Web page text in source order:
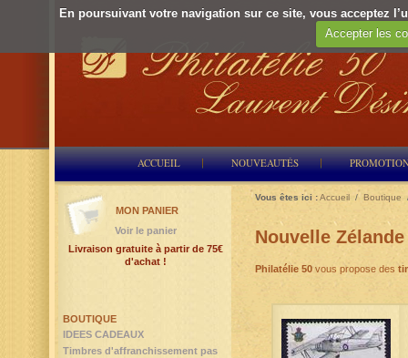
En poursuivant votre navigation sur ce site, vous acceptez
Accepter les
ACCUEIL NOUVEAUTÉS
Vous êtes ici :Accueil / Boutique
Nouvelle Zélande
Philatélie 50 vous propose des
BOUTIQUE
IDEES CADEAUX
Timbres d'affranchissement pas
MON PANIER
Voir le panier
Livraison gratuite à partir de 75€
d'achat !